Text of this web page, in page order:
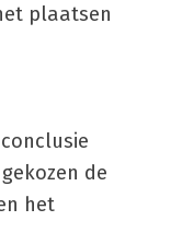
plaatsen
de
het